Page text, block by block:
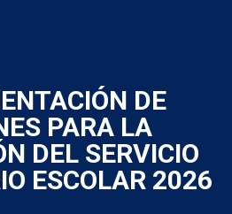
DE
PARA LA
DEL SERVICIO
ESCOLAR 2026